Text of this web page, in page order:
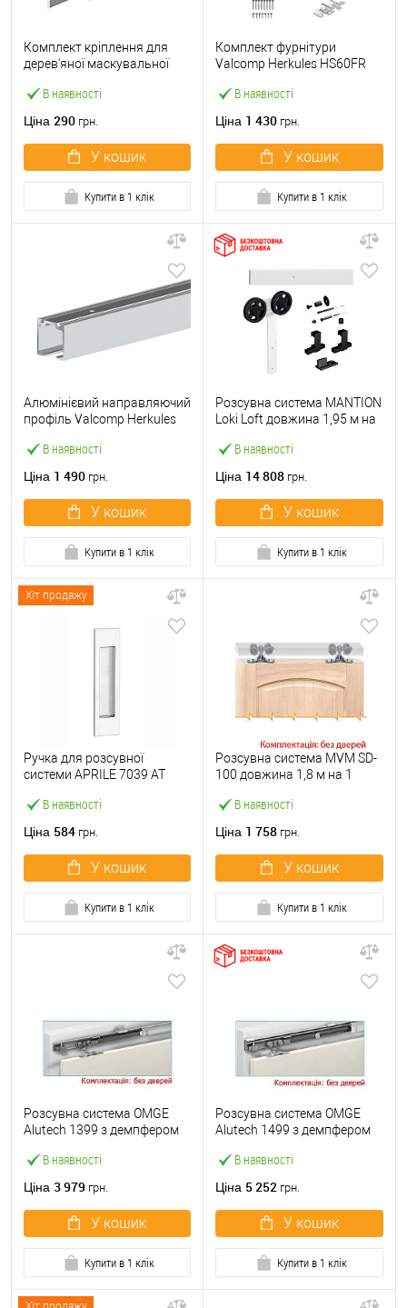
В наявності
Комплект кріплення для
дерев'яної маскувальної
штуки для полотна 25-45
Ціна 290 грн.
У кошик
Купити в 1 клік
В наявності
Комплект фурнітури
Valcomp Herkules HS60FR
60 кг без направляючої
Ціна 1 430 грн.
У кошик
Купити в 1 клік
В наявності
Алюмінієвий направляючий
профіль Valcomp Herkules
Ціна 1 490 грн.
У кошик
Купити в 1 клік
В наявності
Розсувна система MANTION
Loki Loft довжина 1,95 м на
Ціна 14 808 грн.
У кошик
Купити в 1 клік
Хіт продажу
В наявності
Ручка для розсувної
системи APRILE 7039 AT
Ціна 584 грн.
У кошик
Купити в 1 клік
В наявності
Розсувна система MVM SD-
100 довжина 1,8 м на 1
Ціна 1 758 грн.
У кошик
Купити в 1 клік
В наявності
Розсувна система OMGE
Alutech 1399 з демпфером
вагою до 40 кг
Ціна 3 979 грн.
У кошик
Купити в 1 клік
В наявності
Розсувна система OMGE
Alutech 1499 з демпфером
вагою до 80 кг
Ціна 5 252 грн.
У кошик
Купити в 1 клік